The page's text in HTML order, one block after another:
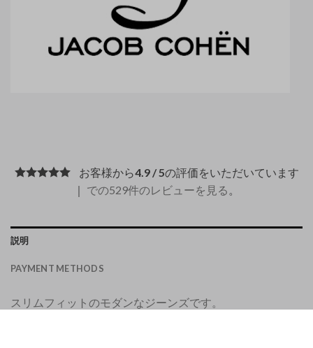
お客様から4.9 / 5の評価をいただいています
｜ での529件のレビューを見る 。
説明
PAYMENT METHODS
スリムフィットのモダンなジーンズです。